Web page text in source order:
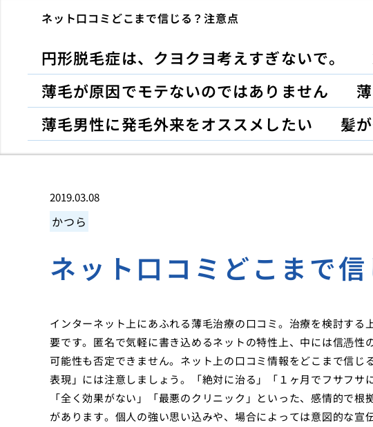
ネット口コミどこまで信じる？注意点
円形脱毛症は、クヨクヨ考えすぎないで。
薄毛が原因でモテないのではありません
薄毛男性に発毛外来をオススメしたい
髪
2019.03.08
かつら
ネット口コミどこまで
インターネット上にあふれる薄毛治療の口コミ。治療を検討す
要です。匿名で気軽に書き込めるネットの特性上、中には信憑性
可能性も否定できません。ネット上の口コミ情報をどこまで信
表現」には注意しましょう。「絶対に治る」「１ヶ月でフサフサ
「全く効果がない」「最悪のクリニック」といった、感情的で
があります。個人の強い思い込みや、場合によっては意図的な宣